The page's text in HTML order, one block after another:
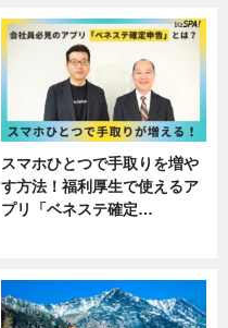
スマホひとつで手取りを増や
す方法！福利厚生で使えるア
プリ「ベネステ確定…